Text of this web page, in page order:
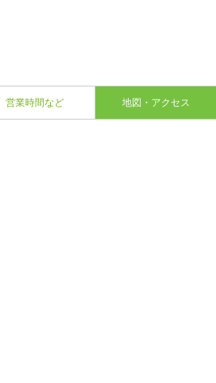
営業時間など 地図・アクセス